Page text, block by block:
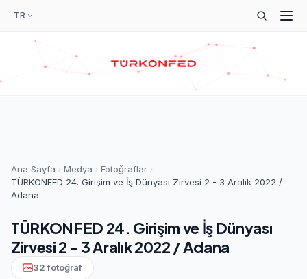
TR
Ana Sayfa Medya
Fotoğraflar
TÜRKONFED 24. Girişim ve İş Dünyası Zirvesi 2 - 3 Aralık 2022 /
Adana
TÜRKONFED 24. Girişim ve İş Dünyası
Zirvesi 2 - 3 Aralık 2022 / Adana
32 fotoğraf